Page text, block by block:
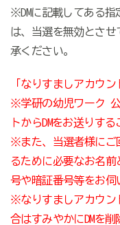
※DMに記載してある
は、当選を無効とさせ
承ください。
「なりすましアカウ
※学研の幼児ワーク 公
トからDMをお送りす
※また、当選者様にご
るために必要なお名
号や暗証番号等をお伺
※なりすましアカウン
合はすみやかにDMを